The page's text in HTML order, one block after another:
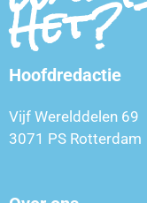
Het?
Hoofdredactie
Vijf Werelddelen 69
3071 PS Rotterdam